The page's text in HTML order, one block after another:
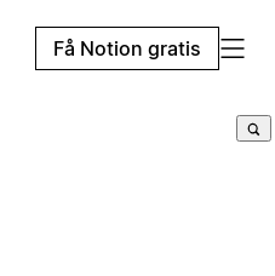
Få Notion gratis